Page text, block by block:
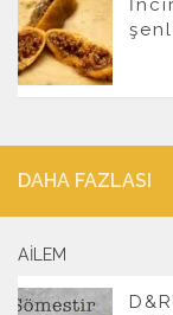
DAHA FAZLASI
AILEM